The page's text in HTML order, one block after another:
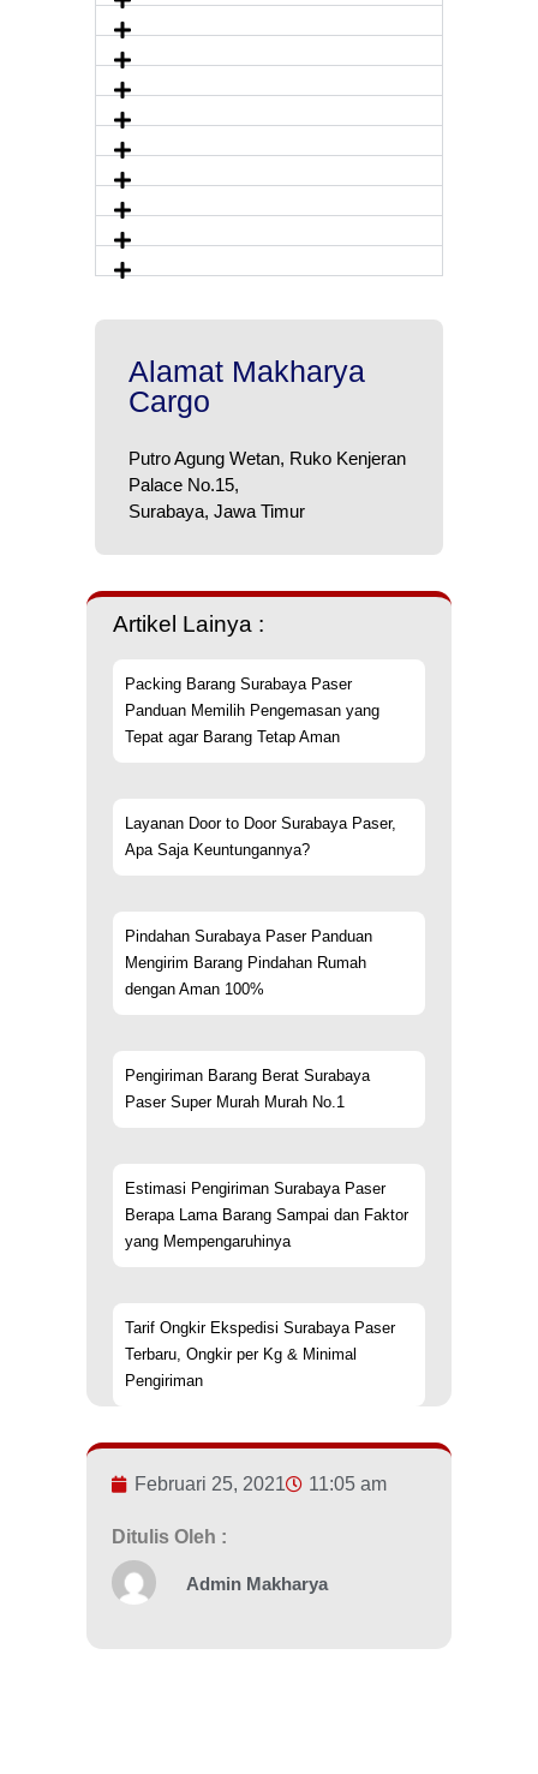
Alamat Makharya
Cargo
Putro Agung Wetan, Ruko Kenjeran
Palace No.15,
Surabaya, Jawa Timur
Artikel Lainya :
Packing Barang Surabaya Paser
Panduan Memilih Pengemasan yang
Tepat agar Barang Tetap Aman
Layanan Door to Door Surabaya Paser,
Apa Saja Keuntungannya?
Pindahan Surabaya Paser Panduan
Mengirim Barang Pindahan Rumah
dengan Aman 100%
Pengiriman Barang Berat Surabaya
Paser Super Murah Murah No.1
Estimasi Pengiriman Surabaya Paser
Berapa Lama Barang Sampai dan Faktor
yang Mempengaruhinya
Tarif Ongkir Ekspedisi Surabaya Paser
Terbaru, Ongkir per Kg & Minimal
Pengiriman
Februari 25, 2021 11:05 am
Ditulis Oleh :
Admin Makharya